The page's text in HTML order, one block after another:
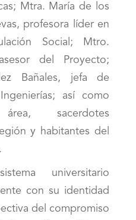
Mtra. María de los
profesora líder en
Social; Mtro.
del Proyecto;
Bañales, jefa de
así como
sacerdotes
y habitantes del
universitario
con su identidad
del compromiso